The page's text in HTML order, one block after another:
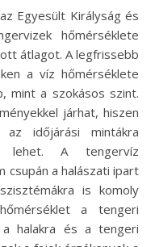
hőmérséklete
átlagot. A legfrissebb
a víz hőmérséklete
mint a szokásos szint.
járhat, hiszen
időjárási mintákra
lehet. A tengervíz
csupán a halászati ipart
is komoly
a tengeri
a halakra és a tengeri